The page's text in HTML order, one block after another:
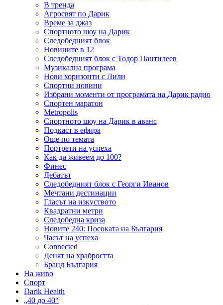
В тренда
Агросвят по Дарик
Време за джаз
Спортното шоу на Дарик
Следобедният блок
Новините в 12
Следобедният блок с Тодор Пантилеев
Музикална програма
Нови хоризонти с Лили
Спортни новини
Избрани моменти от програмата на Дарик радио
Спортен маратон
Metropolis
Спортното шоу на Дарик в аванс
Подкаст в ефира
Още по темата
Портрети на успеха
Как да живеем до 100?
Финес
Дебатът
Следобедният блок с Георги Иванов
Мечтани дестинации
Гласът на изкуството
Квадратни метри
Следобедна криза
Новите 240: Посоката на България
Часът на успеха
Connected
Денят на храбростта
Бранд България
На живо
Спорт
Darik Health
„40 до 40“